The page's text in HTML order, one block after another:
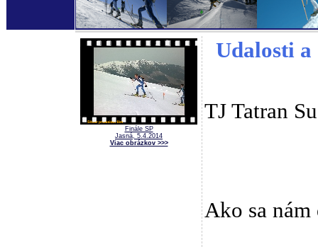
Finále SP
Jasná, 5.4.2014
Viac obrázkov >>>
Udalosti a
TJ Tatran
Ako sa